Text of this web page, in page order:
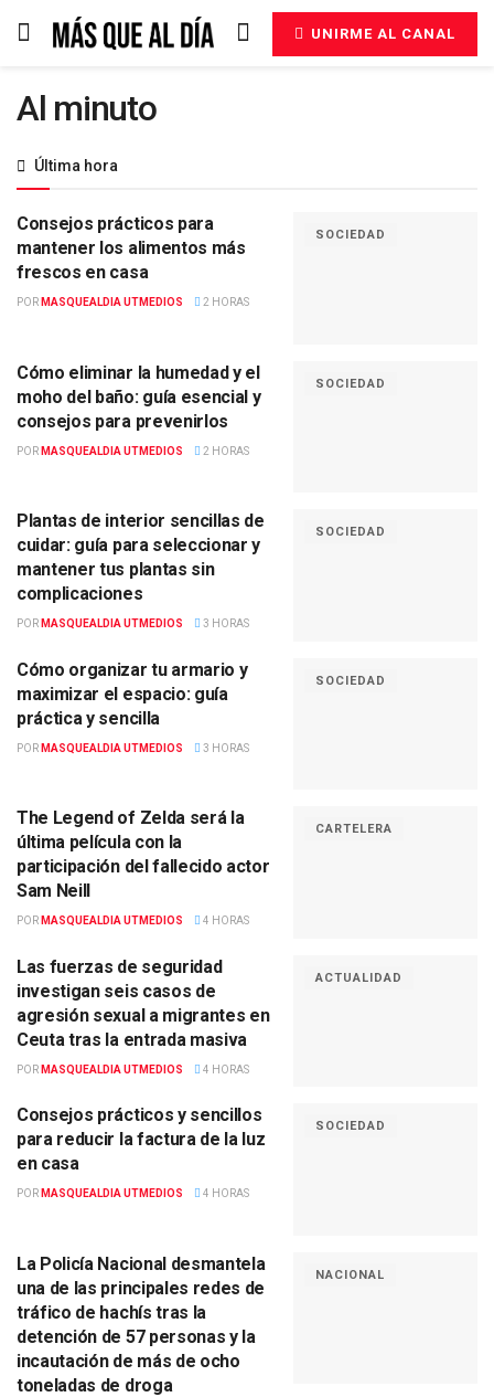
UNIRME AL CANAL
Al minuto
Última hora
SOCIEDAD
Consejos prácticos para
mantener los alimentos más
frescos en casa
POR MASQUEALDIA UTMEDIOS 2 HORAS
SOCIEDAD
Cómo eliminar la humedad y el
moho del baño: guía esencial y
consejos para prevenirlos
POR MASQUEALDIA UTMEDIOS 2 HORAS
SOCIEDAD
Plantas de interior sencillas de
cuidar: guía para seleccionar y
mantener tus plantas sin
complicaciones
POR MASQUEALDIA UTMEDIOS 3 HORAS
SOCIEDAD
Cómo organizar tu armario y
maximizar el espacio: guía
práctica y sencilla
POR MASQUEALDIA UTMEDIOS 3 HORAS
CARTELERA
The Legend of Zelda será la
última película con la
participación del fallecido actor
Sam Neill
POR MASQUEALDIA UTMEDIOS 4 HORAS
ACTUALIDAD
Las fuerzas de seguridad
investigan seis casos de
agresión sexual a migrantes en
Ceuta tras la entrada masiva
POR MASQUEALDIA UTMEDIOS 4 HORAS
SOCIEDAD
Consejos prácticos y sencillos
para reducir la factura de la luz
en casa
POR MASQUEALDIA UTMEDIOS 4 HORAS
NACIONAL
La Policía Nacional desmantela
una de las principales redes de
tráfico de hachís tras la
detención de 57 personas y la
incautación de más de ocho
toneladas de droga